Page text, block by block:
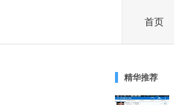
首页
精华推荐